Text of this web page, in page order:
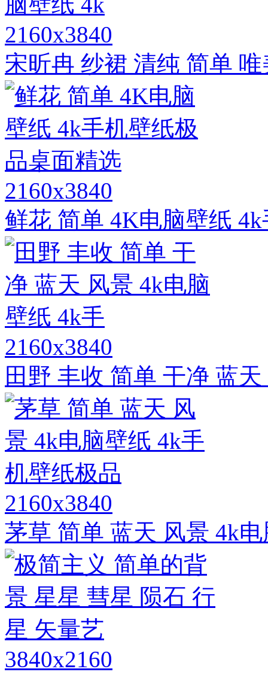
2160x3840
宋昕冉 纱裙 清纯 简单
2160x3840
鲜花 简单 4K电脑壁纸
2160x3840
田野 丰收 简单 干净 蓝
2160x3840
茅草 简单 蓝天 风景 4k
3840x2160